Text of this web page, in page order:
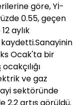
göre, Yİ-
0.55, geçen
aylık
Ocak'ta bir
ve gaz
sektöründe